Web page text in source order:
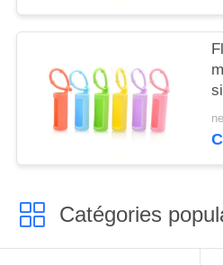
PRIVACY
POLICY
Catégories